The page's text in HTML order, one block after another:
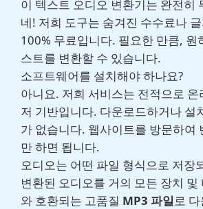
이 텍스트 오디오 변환기는 완전히
네! 저희 도구는 숨겨진 수수료나
100% 무료입니다. 필요한 만큼, 원
스트를 변환할 수 있습니다.
소프트웨어를 설치해야 하나요?
아니요. 저희 서비스는 전적으로
저 기반입니다. 다운로드하거나 설
가 없습니다. 웹사이트를 방문하여
만 하면 됩니다.
오디오는 어떤 파일 형식으로 저장
변환된 오디오를 거의 모든 장치 및
와 호환되는 고품질 MP3 파일로